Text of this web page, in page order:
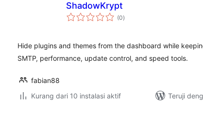
ShadowKrypt
(0total
rating
)
Hide plugins and themes from the dashboard while
SMTP, performance, update control, and speed tools.
fabian88
Kurang dari 10 instalasi aktif
Teruji